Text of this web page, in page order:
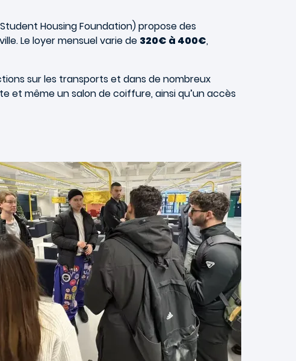
Housing Foundation) propose des
Le loyer mensuel varie de 320€ à 400€,
sur les transports et dans de nombreux
et même un salon de coiffure, ainsi qu’un accès